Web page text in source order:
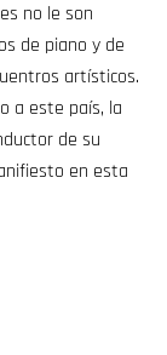
no le son
de piano y de
artísticos.
a este país, la
de su
en esta